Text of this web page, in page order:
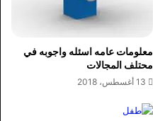
معلومات عامه اسئله واجوبه في
محتلف المجالات
13 أغسطس، 2018